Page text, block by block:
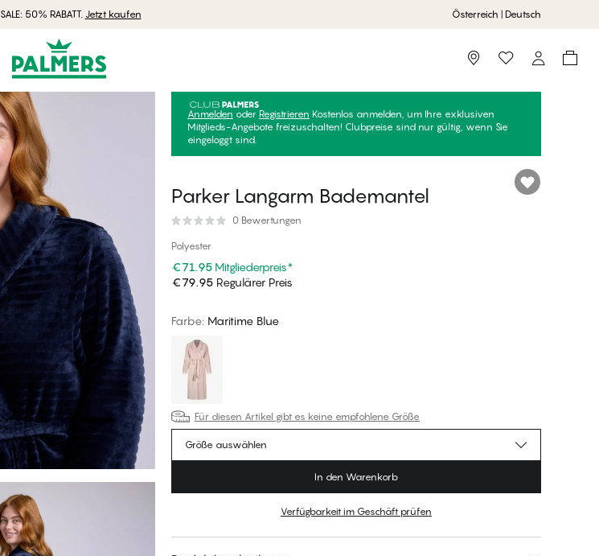
50% RABATT. Jetzt kaufen Österreich | Deutsch
Storefinder
Anmelden oder Registrieren Kostenlos anmelden, um Ihre exklusiven
Mitglieds-Angebote freizuschalten! Clubpreise sind nur gültig, wenn Sie
eingeloggt sind.
Parker Langarm Bademantel
0 Bewertungen
Polyester
€71.95 Mitgliederpreis*
€79.95 Regulärer Preis
Farbe: Maritime Blue
Für diesen Artikel gibt es keine empfohlene Größe
Größe auswählen
In den Warenkorb
Verfügbarkeit im Geschäft prüfen